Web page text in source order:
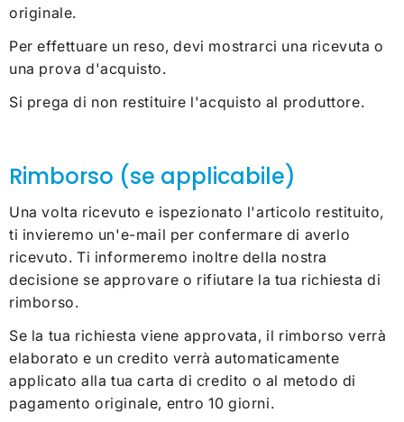
originale.
Per effettuare un reso, devi mostrarci una ricevuta o
una prova d'acquisto.
Si prega di non restituire l'acquisto al produttore.
Rimborso (se applicabile)
Una volta ricevuto e ispezionato l'articolo restituito,
ti invieremo un'e-mail per confermare di averlo
ricevuto. Ti informeremo inoltre della nostra
decisione se approvare o rifiutare la tua richiesta di
rimborso.
Se la tua richiesta viene approvata, il rimborso verrà
elaborato e un credito verrà automaticamente
applicato alla tua carta di credito o al metodo di
pagamento originale, entro 10 giorni.